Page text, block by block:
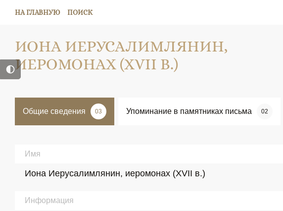
НА ГЛАВНУЮ ПОИСК
ИОНА ИЕРУСАЛИМЛЯНИН,
ИЕРОМОНАХ (XVII В.)
Общие сведения 03 Упоминание в памятниках письма 02
Имя
Иона Иерусалимлянин, иеромонах (XVII в.)
Информация